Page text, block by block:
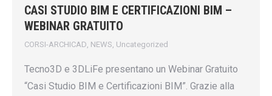
CASI STUDIO BIM E CERTIFICAZIONI BIM –
WEBINAR GRATUITO
CORSI-ARCHICAD NEWS Uncategorized
Tecno3D e 3DLiFe presentano un Webinar Gratuito
“Casi Studio BIM e Certificazioni BIM”. Grazie alla